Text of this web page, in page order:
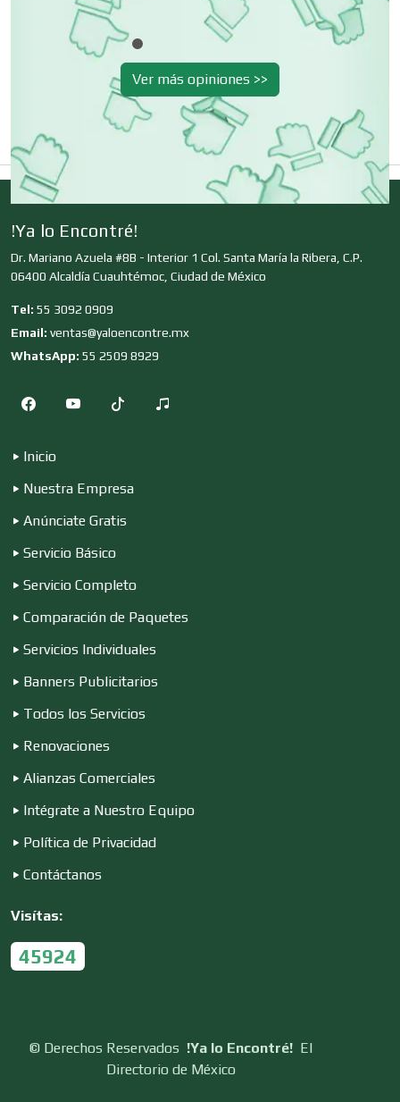
Cibercafés
Clínicas de Belleza
Clínicas de Rehabilitación
Clínicas y Hospitales
Clubes Deportivos
Cocinas Integrales
Construcciones en General
Contadores
Control de Plagas
Conversiones Automotrices
Cortinas, Persianas y Alfombras
Ver más opiniones >>
!Ya lo Encontré!
Dr. Mariano Azuela #8B - Interior 1 Col. Santa María la Ribera, C.P.
06400 Alcaldía Cuauhtémoc, Ciudad de México
Tel: 55 3092 0909
Email: ventas@yaloencontre.mx
WhatsApp: 55 2509 8929
Inicio
Nuestra Empresa
Anúnciate Gratis
Servicio Básico
Servicio Completo
Comparación de Paquetes
Servicios Individuales
Banners Publicitarios
Todos los Servicios
Renovaciones
Alianzas Comerciales
Intégrate a Nuestro Equipo
Política de Privacidad
Contáctanos
Visítas:
45924
© Derechos Reservados !Ya lo Encontré! El
Directorio de México